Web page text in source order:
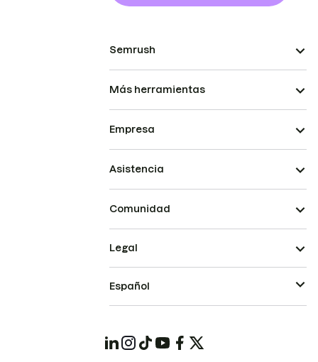
Semrush
Más herramientas
Empresa
Asistencia
Comunidad
Legal
Español